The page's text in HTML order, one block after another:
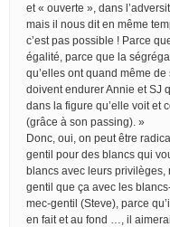
et « ouverte », dans
mais il nous dit en même
c’est pas possible ! Parce
égalité, parce que la
qu’elles ont quand même
doivent endurer Annie et SJ
dans la figure qu’elle voit et
(grâce à son passing). »
Donc, oui, on peut être
gentil pour des blancs qui
blancs avec leurs privilèges,
gentil que ça avec les
mec-gentil (Steve), parce
en fait et au fond …, il